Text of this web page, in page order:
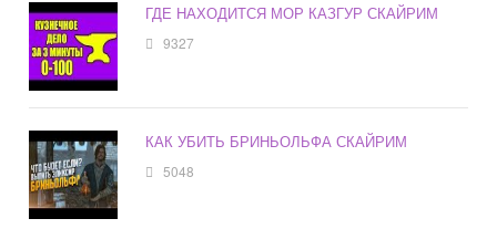
ГДЕ НАХОДИТСЯ МОР КАЗГУР СКАЙРИМ
9327
КАК УБИТЬ БРИНЬОЛЬФА СКАЙРИМ
5048